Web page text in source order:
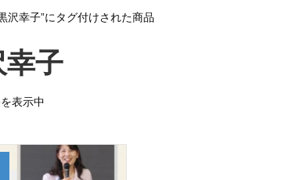
沢幸子”にタグ付けされた商品
幸子
表示中